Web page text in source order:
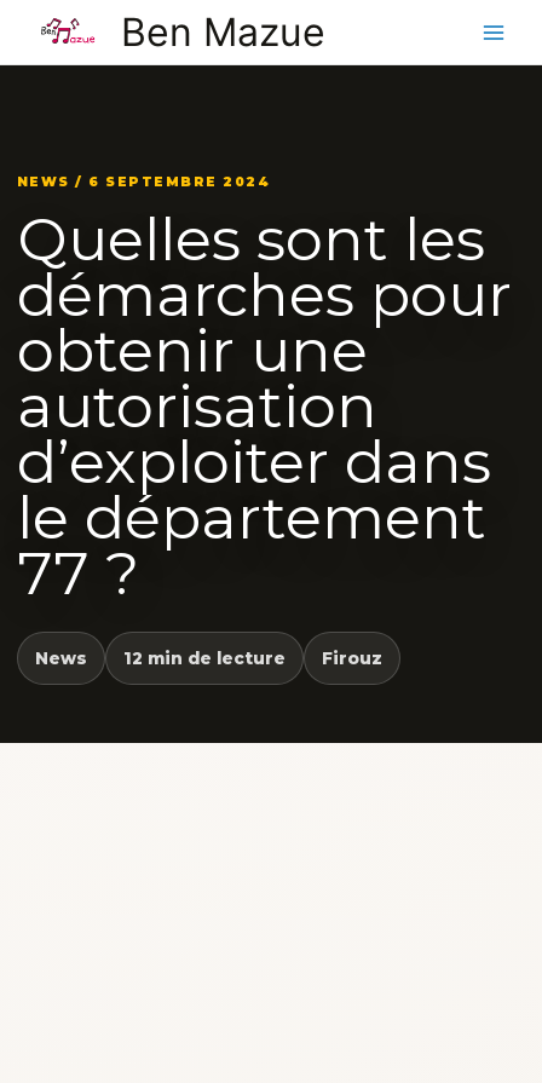
contenu
Ben Mazue
NEWS / 6 SEPTEMBRE 2024
Quelles sont les
démarches pour
obtenir une
autorisation
d’exploiter dans
le département
77 ?
News 12 min de lecture Firouz